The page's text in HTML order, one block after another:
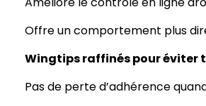
Offre un comportement plus
Wingtips raffinés pour éviter
Pas de perte d’adhérence